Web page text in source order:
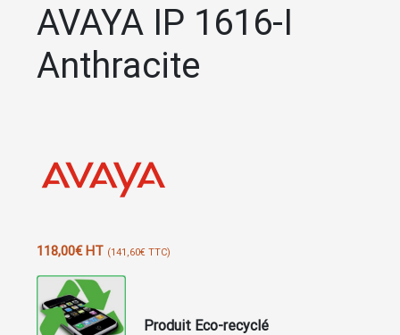
AVAYA IP 1616-I
Anthracite
118,00€HT (141,60€ TTC)
Produit Eco-recyclé